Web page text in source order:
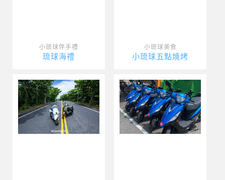
小琉球伴手禮
琉球海禮
小琉球美食
小琉球五點燒烤